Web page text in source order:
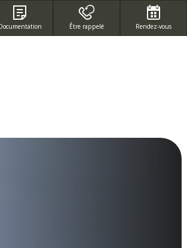
Être rappelé Rendez-vous
GRATUIT DEPUIS UN POSTE FIXE